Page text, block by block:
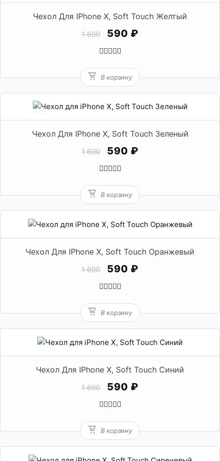
Чехол Для IPhone X, Soft Touch Желтый
1 690 590 ₽
В корзину
Чехол Для IPhone X, Soft Touch Зеленый
1 690 590 ₽
В корзину
Чехол Для IPhone X, Soft Touch Оранжевый
1 690 590 ₽
В корзину
Чехол Для IPhone X, Soft Touch Синий
1 690 590 ₽
В корзину